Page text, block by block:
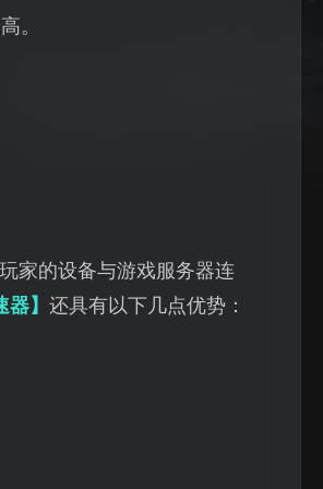
。
家的设备与游戏服务器连
器】 还具有以下几点优势：